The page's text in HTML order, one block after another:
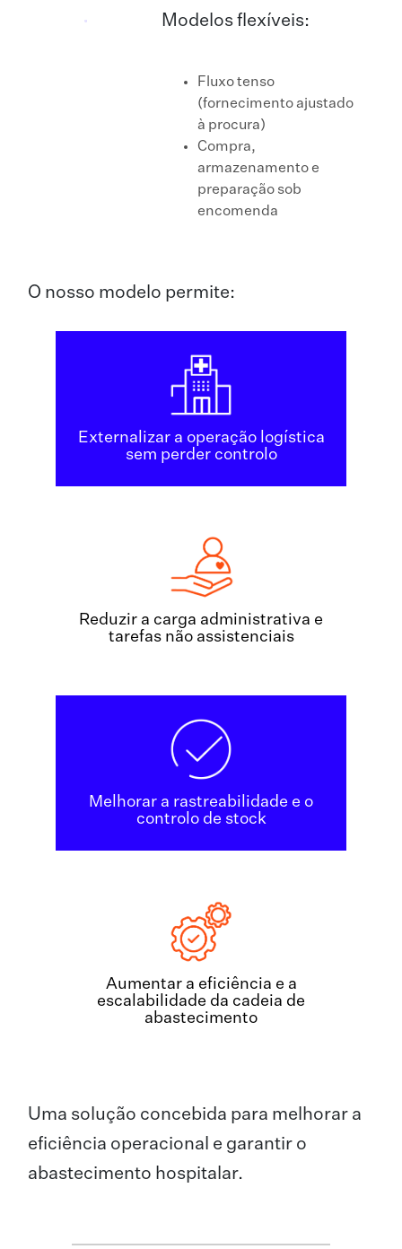
Modelos flexíveis:
Fluxo tenso
(fornecimento ajustado
à procura)
Compra,
armazenamento e
preparação sob
encomenda
O nosso modelo permite:
Externalizar a operação logística
sem perder controlo
Reduzir a carga administrativa e
tarefas não assistenciais
Melhorar a rastreabilidade e o
controlo de stock
Aumentar a eficiência e a
escalabilidade da cadeia de
abastecimento
Uma solução concebida para melhorar a
eficiência operacional e garantir o
abastecimento hospitalar.